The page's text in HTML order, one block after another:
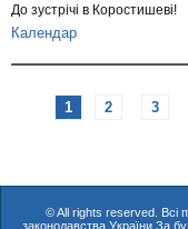
До зустрічі в Коростишеві!
Календар
1 2 3
© All rights reserved. Всі
законодавства України.За